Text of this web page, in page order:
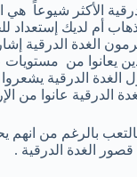
الأكثر شيوعاً هي
أم لديك إستعداد
الغدة الدرقية
يعانوا من مستويات
الدرقية عانوا من
بالرغم من
الغدة الدرقية .